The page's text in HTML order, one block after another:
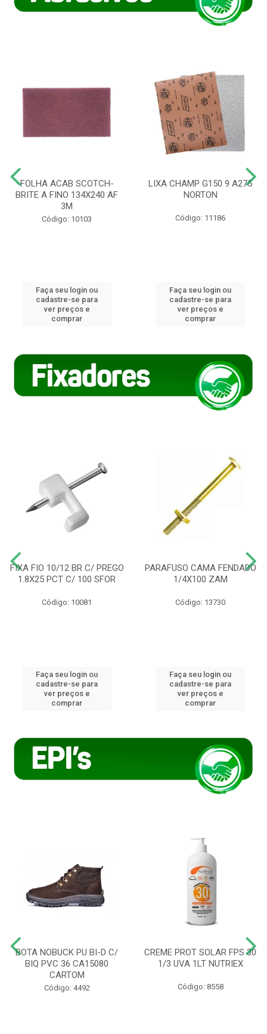
FOLHA ACAB SCOTCH-
BRITE A FINO 134X240 AF
3M
Código: 10103
Faça seu login ou
cadastre-se para
ver preços e
comprar
LIXA CHAMP G150 9 A275
NORTON
Código: 11186
Faça seu login ou
cadastre-se para
ver preços e
comprar
FIXA FIO 10/12 BR C/ PREGO
1.8X25 PCT C/ 100 SFOR
Código: 10081
Faça seu login ou
cadastre-se para
ver preços e
comprar
PARAFUSO CAMA FENDADO
1/4X100 ZAM
Código: 13730
Faça seu login ou
cadastre-se para
ver preços e
comprar
BOTA NOBUCK PU BI-D C/
BIQ PVC 36 CA15080
CARTOM
Código: 4492
CREME PROT SOLAR FPS 30
1/3 UVA 1LT NUTRIEX
Código: 8558